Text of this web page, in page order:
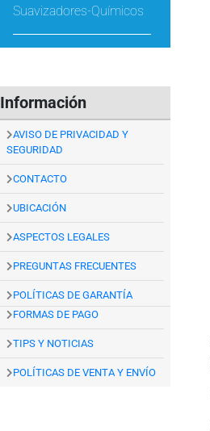
Suavizadores-Químicos
Información
AVISO DE PRIVACIDAD Y
SEGURIDAD
CONTACTO
UBICACIÓN
ASPECTOS LEGALES
PREGUNTAS FRECUENTES
POLÍTICAS DE GARANTÍA
FORMAS DE PAGO
TIPS Y NOTICIAS
POLÍTICAS DE VENTA Y ENVÍO